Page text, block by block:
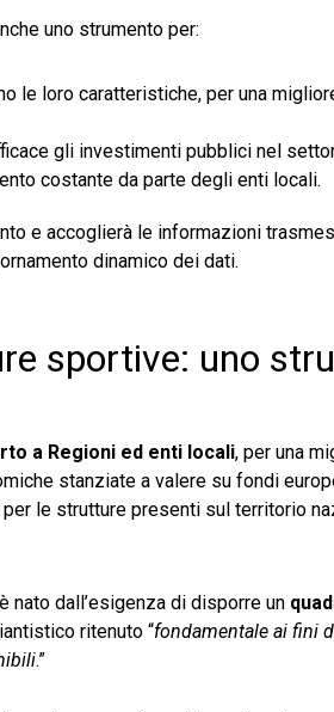
uno strumento per:
le loro caratteristiche, per una
gli investimenti pubblici nel
costante da parte degli enti locali.
e accoglierà le informazioni
dinamico dei dati.
sportive: uno
a Regioni ed enti locali, per una
stanziate a valere su fondi
le strutture presenti sul territorio
dall’esigenza di disporre un
ritenuto “fondamentale ai fini
.”